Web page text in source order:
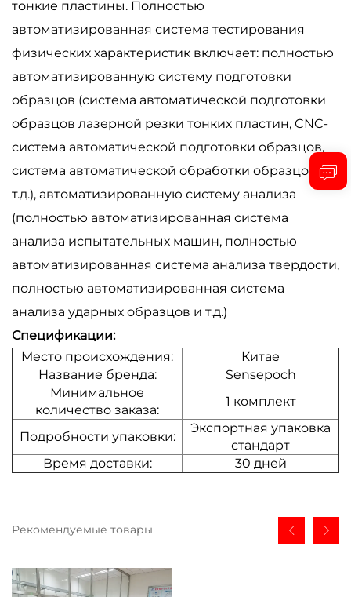
тонкие пластины. Полностью
автоматизированная система тестирования
физических характеристик включает: полностью
автоматизированную систему подготовки
образцов (система автоматической подготовки
образцов лазерной резки тонких пластин, CNC-
система автоматической подготовки образцов,
система автоматической обработки образцов и
т.д.), автоматизированную систему анализа
(полностью автоматизированная система
анализа испытательных машин, полностью
автоматизированная система анализа твердости,
полностью автоматизированная система
анализа ударных образцов и т.д.)
Спецификации:
Место происхождения:
Китае
Название бренда:
Sensepoch
Минимальное
количество заказа:
1 комплект
Подробности упаковки:
Экспортная упаковка
стандарт
Время доставки:
30 дней
Рекомендуемые товары